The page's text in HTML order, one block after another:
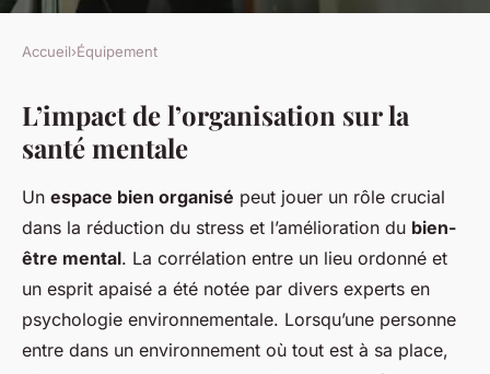
ÉQUIPEMENT
Les bénéfices d'un placard
bien organisé pour votre santé
mentale
Valentine •29 novembre 2024 4 min de lecture
Accueil›Équipement
L’impact de l’organisation sur la
santé mentale
Un espace bien organisé peut jouer un rôle crucial
dans la réduction du stress et l’amélioration du bien-
être mental. La corrélation entre un lieu ordonné et
un esprit apaisé a été notée par divers experts en
psychologie environnementale. Lorsqu’une personne
entre dans un environnement où tout est à sa place,